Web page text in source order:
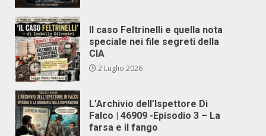
Il caso Feltrinelli e quella nota
speciale nei file segreti della
CIA
2 Luglio 2026
L’Archivio dell’Ispettore Di
Falco | 46909 -Episodio 3 – La
farsa e il fango